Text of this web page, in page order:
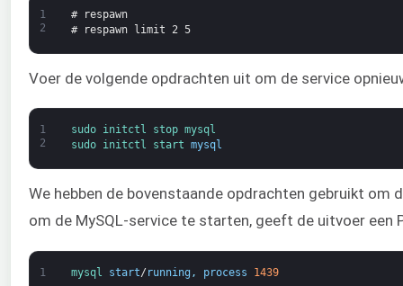
1
2
# respawn
# respawn limit 2 5
Voer de volgende opdrachten uit om de service
1
2
sudo initctl stop mysql
sudo initctl start mysql
We hebben de bovenstaande opdrachten gebruikt
om de MySQL-service te starten, geeft de uitvoer een
1 mysql start/ running , process 1439